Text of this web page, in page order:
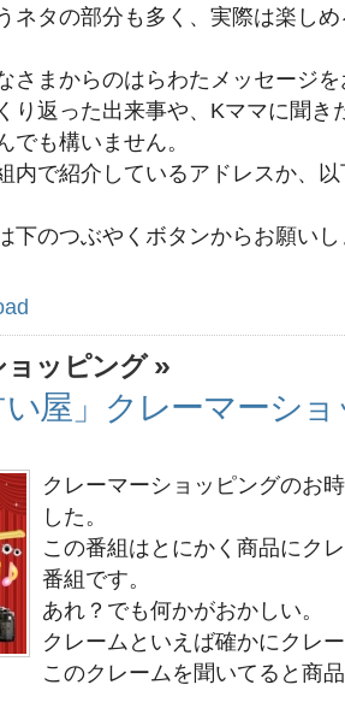
ネタの部分も多く、実際は楽し
さまからのはらわたメッセージ
り返った出来事や、Kママに聞き
でも構いません。
内で紹介しているアドレスか、
下のつぶやくボタンからお願い
ョッピング»
い屋」クレーマーシ
クレーマーショッピングのお
した。
この番組はとにかく商品にク
番組です。
あれ？でも何かがおかしい。
クレームといえば確かにクレ
このクレームを聞いてると商